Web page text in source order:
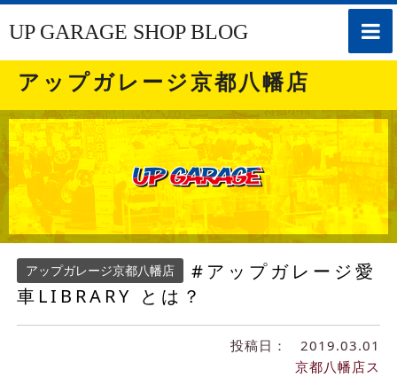
toggle
UP GARAGE SHOP BLOG
アップガレージ京都八幡店
アップガレージ京都八幡店
#アップガレージ愛
車LIBRARY とは？
投稿日： 2019.03.01
京都八幡店ス